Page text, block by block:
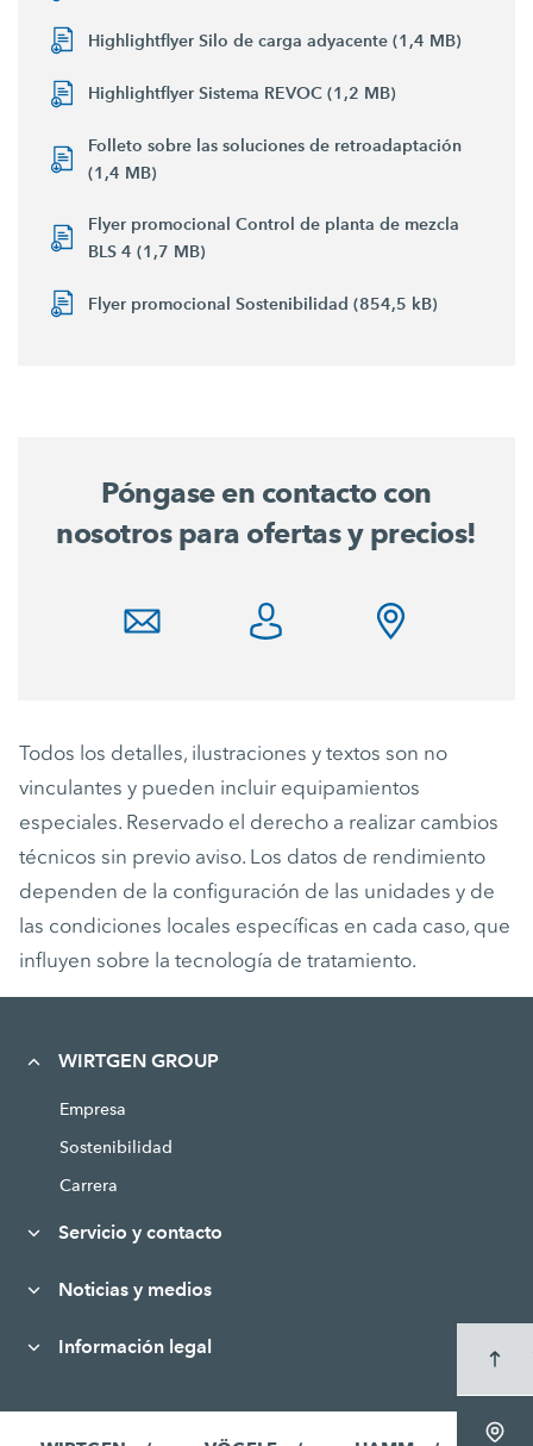
Highlightflyer Silo de carga adyacente (1,4 MB)
Highlightflyer Sistema REVOC (1,2 MB)
Folleto sobre las soluciones de retroadaptación
(1,4 MB)
Flyer promocional Control de planta de mezcla
BLS 4 (1,7 MB)
Flyer promocional Sostenibilidad (854,5 kB)
Póngase en contacto con
nosotros para ofertas y precios!
Todos los detalles, ilustraciones y textos son no
vinculantes y pueden incluir equipamientos
especiales. Reservado el derecho a realizar cambios
técnicos sin previo aviso. Los datos de rendimiento
dependen de la configuración de las unidades y de
las condiciones locales específicas en cada caso, que
influyen sobre la tecnología de tratamiento.
WIRTGEN GROUP
Empresa
Sostenibilidad
Carrera
Servicio y contacto
Noticias y medios
Información legal